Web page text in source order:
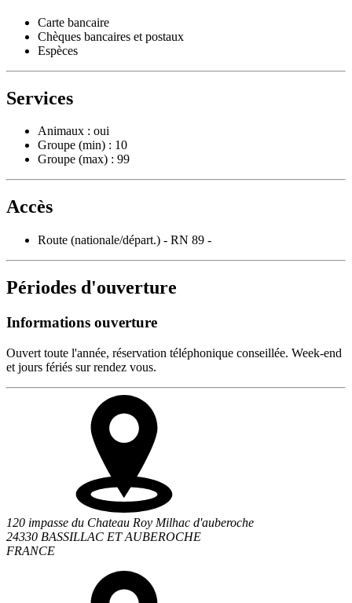
Carte bancaire
Chèques bancaires et postaux
Espèces
Services
Animaux : oui
Groupe (min) : 10
Groupe (max) : 99
Accès
Route (nationale/départ.) - RN 89 -
Périodes d'ouverture
Informations ouverture
Ouvert toute l'année, réservation téléphonique conseillée. Week-end
et jours fériés sur rendez vous.
120 impasse du Chateau Roy Milhac d'auberoche
24330 BASSILLAC ET AUBEROCHE
FRANCE